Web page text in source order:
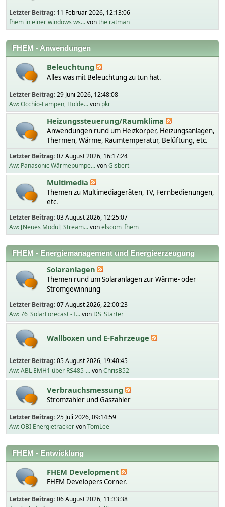
Letzter Beitrag: 11 Februar 2026, 12:13:06
fhem in einer windows ws...vonthe ratman
FHEM - Anwendungen
Beleuchtung
Alles was mit Beleuchtung zu tun hat.
Letzter Beitrag:29 Juni 2026, 12:48:08
Aw: Occhio-Lampen, Holde...von pkr
Heizungssteuerung/Raumklima
Anwendungen rund um Heizkörper, Heizungsanlagen,
Thermen, Wärme, Raumtemperatur, Belüftung, etc.
Letzter Beitrag:07 August 2026, 16:17:24
Aw: Panasonic Wärmepumpe...vonGisbert
Multimedia
Themen zu Multimediageräten, TV, Fernbedienungen,
etc.
Letzter Beitrag:03 August 2026, 12:25:07
Aw: [Neues Modul] Stream...vonelscom_fhem
FHEM - Energiemanagement und Energieerzeugung
Solaranlagen
Themen rund um Solaranlagen zur Wärme- oder
Stromgewinnung
Letzter Beitrag:07 August 2026, 22:00:23
Aw: 76_SolarForecast - I...von DS_Starter
Wallboxen und E-Fahrzeuge
Letzter Beitrag:05 August 2026, 19:40:45
Aw: ABL EMH1 über RS485-...vonChrisB52
Verbrauchsmessung
Stromzähler und Gaszähler
Letzter Beitrag:25 Juli 2026, 09:14:59
Aw: OBI EnergietrackervonTomLee
FHEM - Entwicklung
FHEM Development
FHEM Developers Corner.
Letzter Beitrag:06 August 2026, 11:33:38